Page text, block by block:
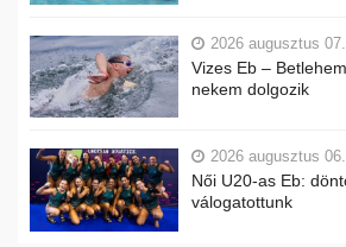
2026 augusztus 07.
Vizes Eb –
nekem dolgozik
2026 augusztus 06.
Női U20-as Eb:
válogatottunk